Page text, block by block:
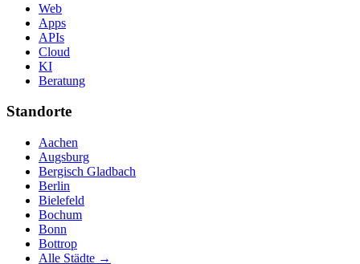
Web
Apps
APIs
Cloud
KI
Beratung
Standorte
Aachen
Augsburg
Bergisch Gladbach
Berlin
Bielefeld
Bochum
Bonn
Bottrop
Alle Städte →